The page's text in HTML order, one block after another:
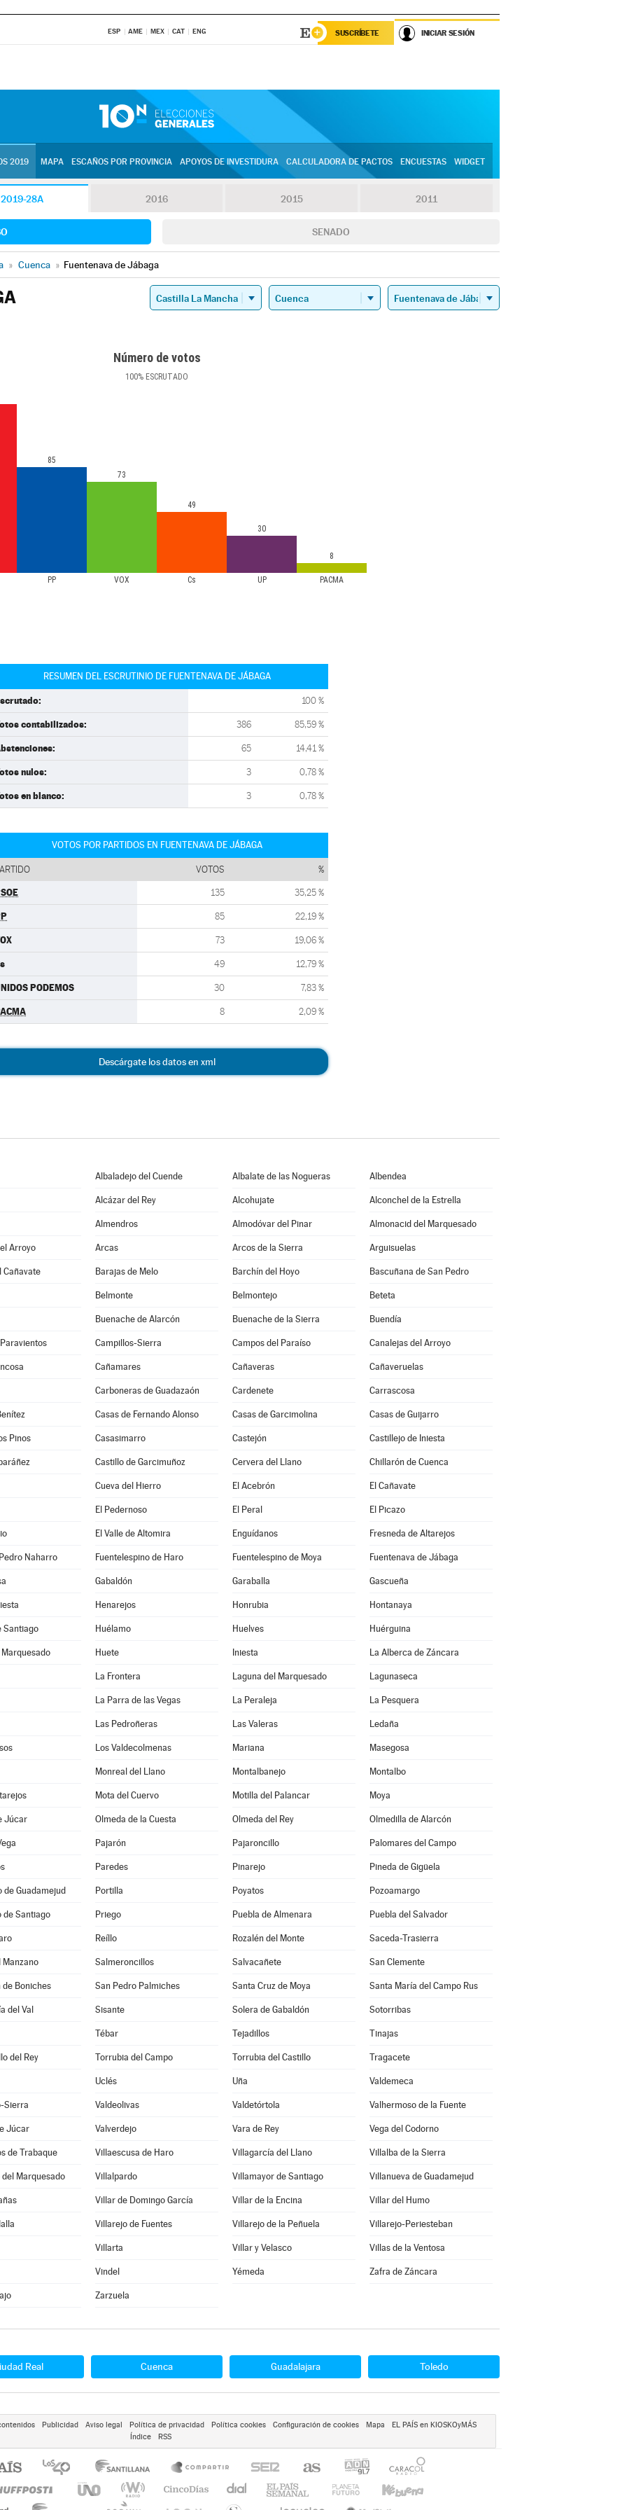
ESP AME MEX CAT ENG SUSCRÍBETE INICIAR SESIÓN
2019 MAPA ESCAÑOS POR PROVINCIA APOYOS DE INVESTIDURA CALCULADORA DE PACTOS ENCUESTAS WIDGET
2019-28A 2016 2015 2011
SENADO
» Cuenca » Fuentenava de Jábaga
Número de votos
100% ESCRUTADO
PP VOX Cs UP PACMA
85
73
49
30
8
RESUMEN DEL ESCRUTINIO DE FUENTENAVA DE JÁBAGA
100 %
contabilizados: 386 85,59 %
65 14,41 %
nulos: 3 0,78 %
en blanco: 3 0,78 %
VOTOS POR PARTIDOS EN FUENTENAVA DE JÁBAGA
VOTOS %
135 35,25 %
85 22,19 %
73 19,06 %
49 12,79 %
PODEMOS 30 7,83 %
8 2,09 %
Descárgate los datos en xml
Albaladejo del Cuende Albalate de las Nogueras Albendea
Alcázar del Rey Alcohujate Alconchel de la Estrella
Almendros Almodóvar del Pinar Almonacid del Marquesado
Arroyo Arcas Arcos de la Sierra Arguisuelas
Cañavate Barajas de Melo Barchín del Hoyo Bascuñana de San Pedro
Belmonte Belmontejo Beteta
Buenache de Alarcón Buenache de la Sierra Buendía
Campillos-Sierra Campos del Paraíso Canalejas del Arroyo
Cañamares Cañaveras Cañaveruelas
Carboneras de Guadazaón Cardenete Carrascosa
Casas de Fernando Alonso Casas de Garcimolina Casas de Guijarro
Pinos Casasimarro Castejón Castillejo de Iniesta
Castillo de Garcimuñoz Cervera del Llano Chillarón de Cuenca
Cueva del Hierro El Acebrón El Cañavate
El Pedernoso El Peral El Picazo
El Valle de Altomira Enguídanos Fresneda de Altarejos
Naharro Fuentelespino de Haro Fuentelespino de Moya Fuentenava de Jábaga
Gabaldón Garaballa Gascueña
Henarejos Honrubia Hontanaya
Santiago Huélamo Huelves Huérguina
Huete Iniesta La Alberca de Záncara
La Frontera Laguna del Marquesado Lagunaseca
La Parra de las Vegas La Peraleja La Pesquera
Las Pedroñeras Las Valeras Ledaña
Los Valdecolmenas Mariana Masegosa
Monreal del Llano Montalbanejo Montalbo
Mota del Cuervo Motilla del Palancar Moya
Júcar Olmeda de la Cuesta Olmeda del Rey Olmedilla de Alarcón
Pajarón Pajaroncillo Palomares del Campo
Paredes Pinarejo Pineda de Gigüela
de Guadamejud Portilla Poyatos Pozoamargo
de Santiago Priego Puebla de Almenara Puebla del Salvador
Reíllo Rozalén del Monte Saceda-Trasierra
Manzano Salmeroncillos Salvacañete San Clemente
de Boniches San Pedro Palmiches Santa Cruz de Moya Santa María del Campo Rus
del Val Sisante Solera de Gabaldón Sotorribas
Tébar Tejadillos Tinajas
del Rey Torrubia del Campo Torrubia del Castillo Tragacete
Uclés Uña Valdemeca
Sierra Valdeolivas Valdetórtola Valhermoso de la Fuente
Júcar Valverdejo Vara de Rey Vega del Codorno
de Trabaque Villaescusa de Haro Villagarcía del Llano Villalba de la Sierra
Marquesado Villalpardo Villamayor de Santiago Villanueva de Guadamejud
Villar de Domingo García Villar de la Encina Villar del Humo
Villarejo de Fuentes Villarejo de la Peñuela Villarejo-Periesteban
Villarta Villar y Velasco Villas de la Ventosa
Vindel Yémeda Zafra de Záncara
Zarzuela
Real Cuenca Guadalajara Toledo
Publicidad Aviso legal Política de privacidad Política cookies Configuración de cookies Mapa
EL PAÍS en KIOSKOyMÁS
Índice
RSS